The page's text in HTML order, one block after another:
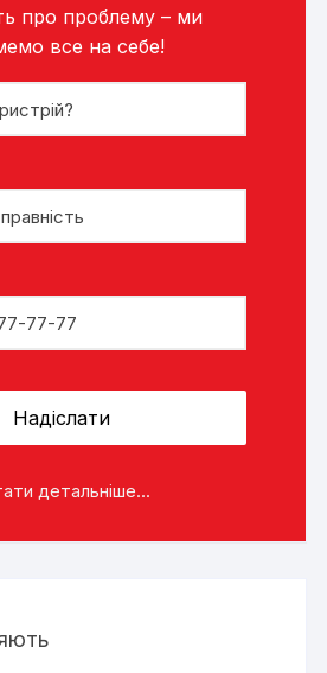
про проблему – ми
все на себе!
детальніше...